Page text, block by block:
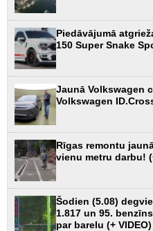
Piedāvājumā
150 Super Snake
Jaunā Volkswagen
Volkswagen
Rīgas remontu
vienu metru darbu!
Šodien (5.08)
1.817 un 95.
par barelu (+ VIDEO)